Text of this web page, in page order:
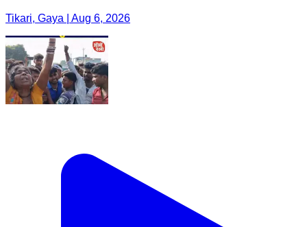
Tikari, Gaya | Aug 6, 2026